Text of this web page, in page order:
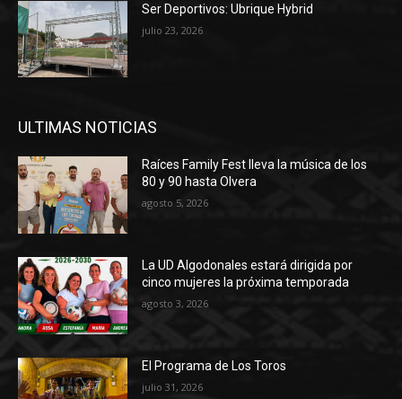
Ser Deportivos: Ubrique Hybrid
julio 23, 2026
ULTIMAS NOTICIAS
Raíces Family Fest lleva la música de los
80 y 90 hasta Olvera
agosto 5, 2026
La UD Algodonales estará dirigida por
cinco mujeres la próxima temporada
agosto 3, 2026
El Programa de Los Toros
julio 31, 2026